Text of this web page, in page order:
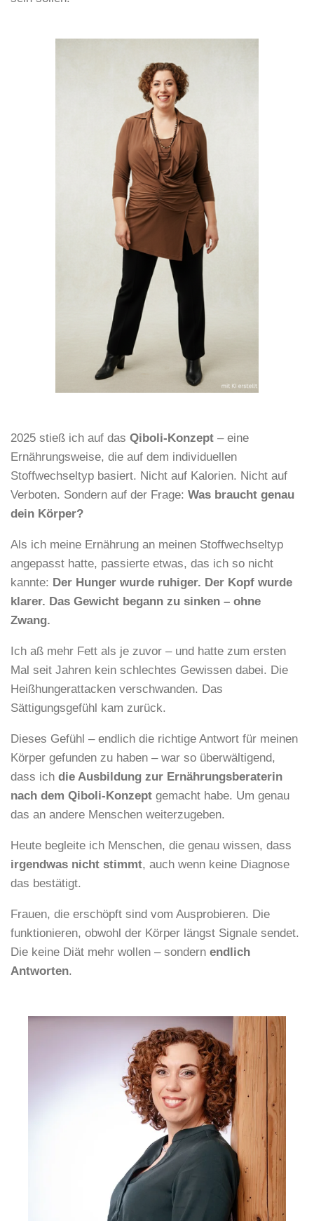
2025 stieß ich auf das Qiboli-Konzept – eine
Ernährungsweise, die auf dem individuellen
Stoffwechseltyp basiert. Nicht auf Kalorien. Nicht auf
Verboten. Sondern auf der Frage: Was braucht genau
dein Körper?
Als ich meine Ernährung an meinen Stoffwechseltyp
angepasst hatte, passierte etwas, das ich so nicht
kannte: Der Hunger wurde ruhiger. Der Kopf wurde
klarer. Das Gewicht begann zu sinken – ohne
Zwang.
Ich aß mehr Fett als je zuvor – und hatte zum ersten
Mal seit Jahren kein schlechtes Gewissen dabei. Die
Heißhungerattacken verschwanden. Das
Sättigungsgefühl kam zurück.
Dieses Gefühl – endlich die richtige Antwort für meinen
Körper gefunden zu haben – war so überwältigend,
dass ich die Ausbildung zur Ernährungsberaterin
nach dem Qiboli-Konzept gemacht habe. Um genau
das an andere Menschen weiterzugeben.
Heute begleite ich Menschen, die genau wissen, dass
irgendwas nicht stimmt, auch wenn keine Diagnose
das bestätigt.
Frauen, die erschöpft sind vom Ausprobieren. Die
funktionieren, obwohl der Körper längst Signale sendet.
Die keine Diät mehr wollen – sondern endlich
Antworten.